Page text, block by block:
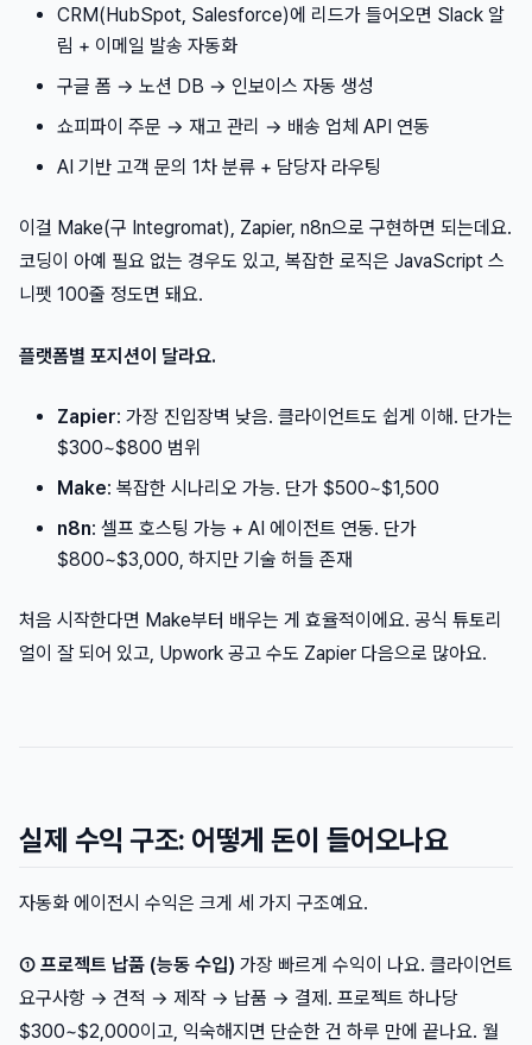
CRM(HubSpot, Salesforce)에 리드가 들어오면 Slack 알
림 + 이메일 발송 자동화
구글 폼 → 노션 DB → 인보이스 자동 생성
쇼피파이 주문 → 재고 관리 → 배송 업체 API 연동
AI 기반 고객 문의 1차 분류 + 담당자 라우팅
이걸 Make(구 Integromat), Zapier, n8n으로 구현하면 되는데요.
코딩이 아예 필요 없는 경우도 있고, 복잡한 로직은 JavaScript 스
니펫 100줄 정도면 돼요.
플랫폼별 포지션이 달라요.
Zapier: 가장 진입장벽 낮음. 클라이언트도 쉽게 이해. 단가는
$300~$800 범위
Make: 복잡한 시나리오 가능. 단가 $500~$1,500
n8n: 셀프 호스팅 가능 + AI 에이전트 연동. 단가
$800~$3,000, 하지만 기술 허들 존재
처음 시작한다면 Make부터 배우는 게 효율적이에요. 공식 튜토리
얼이 잘 되어 있고, Upwork 공고 수도 Zapier 다음으로 많아요.
실제 수익 구조: 어떻게 돈이 들어오나요
자동화 에이전시 수익은 크게 세 가지 구조예요.
① 프로젝트 납품 (능동 수입) 가장 빠르게 수익이 나요. 클라이언트
요구사항 → 견적 → 제작 → 납품 → 결제. 프로젝트 하나당
$300~$2,000이고, 익숙해지면 단순한 건 하루 만에 끝나요. 월